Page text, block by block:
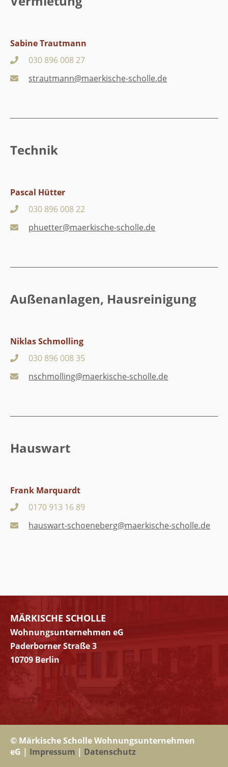
Sabine Trautmann
030 896 008 27
strautmann@maerkische-scholle.de
Technik
Pascal Hütter
030 896 008 22
phuetter@maerkische-scholle.de
Außenanlagen, Hausreinigung
Niklas Schmolling
030 896 008 35
nschmolling@maerkische-scholle.de
Hauswart
Frank Marquardt
0170 913 16 89
hauswart-schoeneberg@maerkische-scholle.de
MÄRKISCHE SCHOLLE
Wohnungsunternehmen eG
Paderborner Straße 3
10709 Berlin
© Märkische Scholle Wohnungsunternehmen
eG | Impressum | Datenschutz